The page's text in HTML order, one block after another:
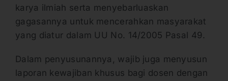
karya ilmiah serta menyebarluaskan
gagasannya untuk mencerahkan masyarakat
yang diatur dalam UU No. 14/2005 Pasal 49.
Dalam penyusunannya, wajib juga menyusun
laporan kewajiban khusus bagi dosen dengan